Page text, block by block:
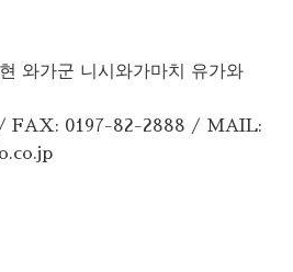
와가군 니시와가마치 유가와
FAX: 0197-82-2888 / MAIL: